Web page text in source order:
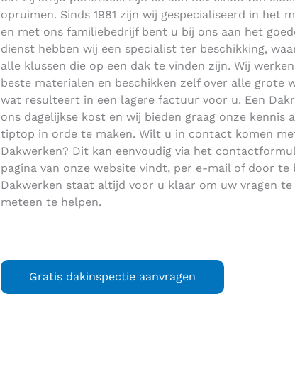
opruimen. Sinds 1981 zijn wij gespecialiseerd in het
en met ons familiebedrijf bent u bij ons aan het
dienst hebben wij een specialist ter beschikking,
alle klussen die op een dak te vinden zijn. Wij
beste materialen en beschikken zelf over alle grote
wat resulteert in een lagere factuur voor u. Een
ons dagelijkse kost en wij bieden graag onze kennis
tiptop in orde te maken. Wilt u in contact komen
Dakwerken? Dit kan eenvoudig via het
pagina van onze website vindt, per e-mail of door te
Dakwerken staat altijd voor u klaar om uw vragen
meteen te helpen.
Gratis dakinspectie aanvragen